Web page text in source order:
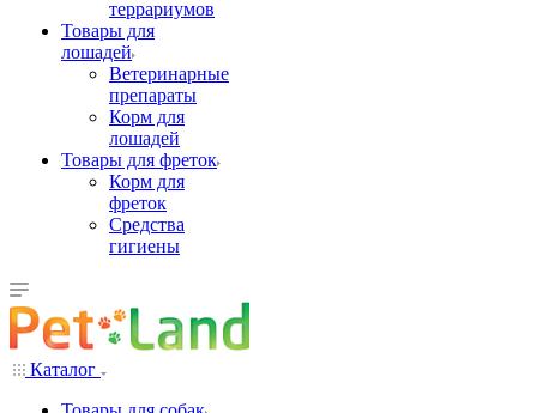
террариумов
Товары для
лошадей
Ветеринарные
препараты
Корм для
лошадей
Товары для фреток
Корм для
фреток
Средства
гигиены
Каталог